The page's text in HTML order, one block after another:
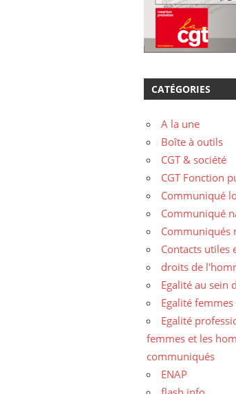
CATÉGORIES
A la une
Boîte à outils
CGT & société
CGT Fonction
Communiqué
Communiqué
Communiqués
Contacts utiles
droits de
Egalité au sein
Egalité
Egalité
femmes et les
communiqués
ENAP